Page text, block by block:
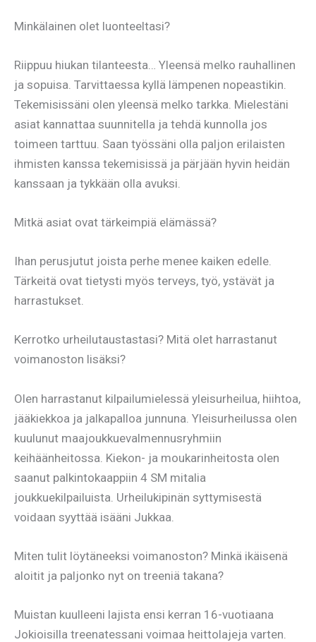
Minkälainen olet luonteeltasi?
Riippuu hiukan tilanteesta… Yleensä melko rauhallinen
ja sopuisa. Tarvittaessa kyllä lämpenen nopeastikin.
Tekemisissäni olen yleensä melko tarkka. Mielestäni
asiat kannattaa suunnitella ja tehdä kunnolla jos
toimeen tarttuu. Saan työssäni olla paljon erilaisten
ihmisten kanssa tekemisissä ja pärjään hyvin heidän
kanssaan ja tykkään olla avuksi.
Mitkä asiat ovat tärkeimpiä elämässä?
Ihan perusjutut joista perhe menee kaiken edelle.
Tärkeitä ovat tietysti myös terveys, työ, ystävät ja
harrastukset.
Kerrotko urheilutaustastasi? Mitä olet harrastanut
voimanoston lisäksi?
Olen harrastanut kilpailumielessä yleisurheilua, hiihtoa,
jääkiekkoa ja jalkapalloa junnuna. Yleisurheilussa olen
kuulunut maajoukkuevalmennusryhmiin
keihäänheitossa. Kiekon- ja moukarinheitosta olen
saanut palkintokaappiin 4 SM mitalia
joukkuekilpailuista. Urheilukipinän syttymisestä
voidaan syyttää isääni Jukkaa.
Miten tulit löytäneeksi voimanoston? Minkä ikäisenä
aloitit ja paljonko nyt on treeniä takana?
Muistan kuulleeni lajista ensi kerran 16-vuotiaana
Jokioisilla treenatessani voimaa heittolajeja varten.